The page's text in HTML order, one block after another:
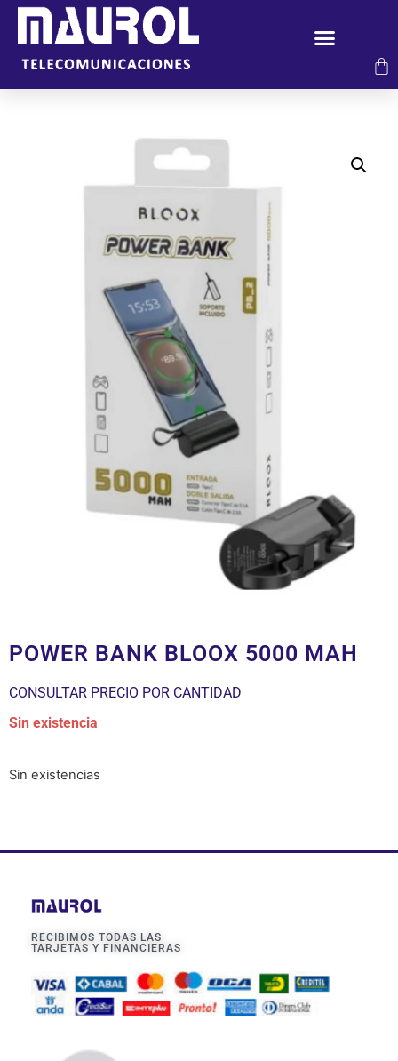
POWER BANK BLOOX 5000 MAH
CONSULTAR PRECIO POR CANTIDAD
Sin existencia
Sin existencias
RECIBIMOS TODAS LAS
TARJETAS Y FINANCIERAS